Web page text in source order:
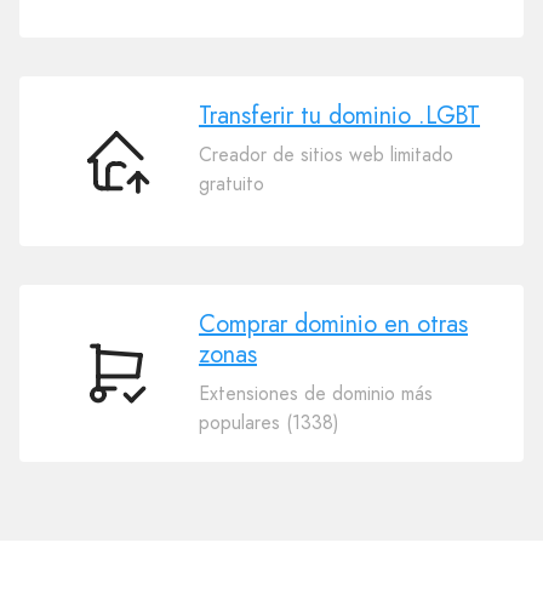
Transferir
Transferir tu dominio .LGBT
Creador de sitios web limitado
gratuito
Comprar
Comprar dominio en otras
zonas
Extensiones de dominio más
populares (1338)